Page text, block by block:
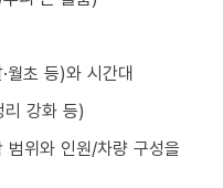
월초 등)와 시간대
강화 등)
위와 인원/차량 구성을